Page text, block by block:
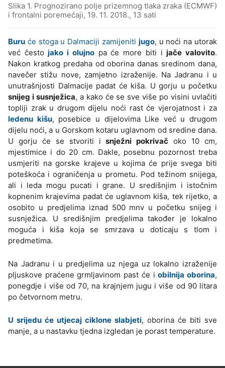
Slika 1. Prognozirano polje prizemnog tlaka zraka (ECMWF)
i frontalni poremećaji, 19. 11. 2018., 13 sati
Buru će stoga u Dalmaciji zamijeniti jugo, u noći na utorak
već čestojako i olujnopa će more biti ijače valovito.
Nakon kratkog predaha od oborina danas sredinom dana,
navečer stižu nove, zamjetno izraženije. Na Jadranu i u
unutrašnjosti Dalmacije padat će kiša. U gorju u početku
snijeg i susnježica, a kako će se sve više po visini uvlačiti
topliji zrak u drugom dijelu noći rast će vjerojatnost i za
ledenu kišu, posebice u dijelovima Like već u drugom
dijelu noći, a u Gorskom kotaru uglavnom od sredine dana.
U gorju će se stvoriti isnježni pokrivač oko 10 cm,
mjestimice i do 20 cm. Dakle, posebnu pozornost treba
usmjeriti na gorske krajeve u kojima će prije svega biti
poteškoća i ograničenja u prometu. Pod težinom snijega,
ali i leda mogu pucati i grane. U središnjim i istočnim
kopnenim krajevima padat će uglavnom kiša, tek rijetko, a
osobito u predjelima iznad 500 mnv u početku snijeg i
susnježica. U središnjim predjelima također je lokalno
moguća i kiša koja se smrzava u doticaju s tlom i
predmetima.
Na Jadranu i u predjelima uz njega uz lokalno izraženije
pljuskove praćene grmljavinom past će iobilnija oborina,
ponegdje i više od 70, na krajnjem jugu i više od 90 litara
po četvornom metru.
U srijedu će utjecaj ciklone slabjeti, oborina će biti sve
manje, a u nastavku tjedna izgledan je porast temperature.